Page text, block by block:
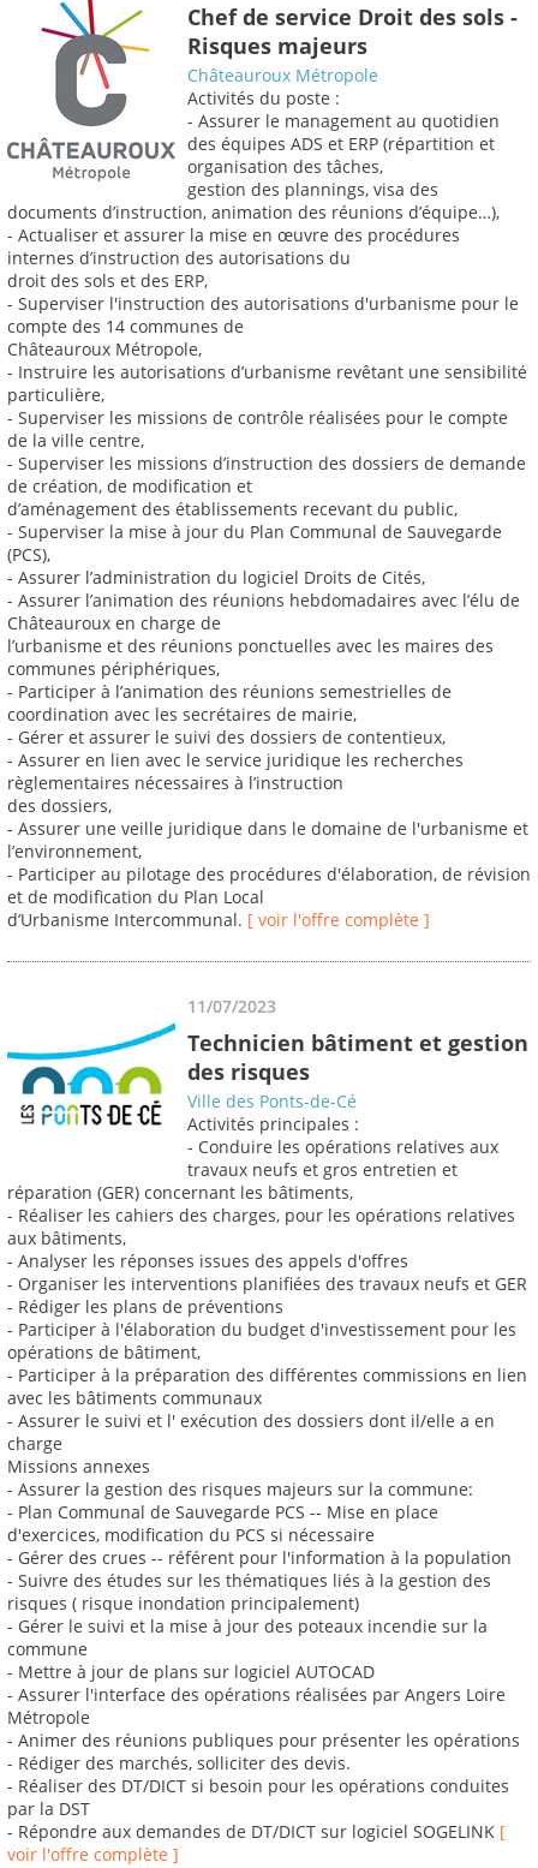
Chef de service Droit des sols -
Risques majeurs
Châteauroux Métropole
Activités du poste :
- Assurer le management au quotidien
des équipes ADS et ERP (répartition et
organisation des tâches,
gestion des plannings, visa des
documents d’instruction, animation des réunions d’équipe…),
- Actualiser et assurer la mise en œuvre des procédures
internes d’instruction des autorisations du
droit des sols et des ERP,
- Superviser l'instruction des autorisations d'urbanisme pour le
compte des 14 communes de
Châteauroux Métropole,
- Instruire les autorisations d’urbanisme revêtant une sensibilité
particulière,
- Superviser les missions de contrôle réalisées pour le compte
de la ville centre,
- Superviser les missions d’instruction des dossiers de demande
de création, de modification et
d’aménagement des établissements recevant du public,
- Superviser la mise à jour du Plan Communal de Sauvegarde
(PCS),
- Assurer l’administration du logiciel Droits de Cités,
- Assurer l’animation des réunions hebdomadaires avec l’élu de
Châteauroux en charge de
l’urbanisme et des réunions ponctuelles avec les maires des
communes périphériques,
- Participer à l’animation des réunions semestrielles de
coordination avec les secrétaires de mairie,
- Gérer et assurer le suivi des dossiers de contentieux,
- Assurer en lien avec le service juridique les recherches
règlementaires nécessaires à l’instruction
des dossiers,
- Assurer une veille juridique dans le domaine de l'urbanisme et
l’environnement,
- Participer au pilotage des procédures d'élaboration, de révision
et de modification du Plan Local
d’Urbanisme Intercommunal. [ voir l'offre complète ]
11/07/2023
Technicien bâtiment et gestion
des risques
Ville des Ponts-de-Cé
Activités principales :
- Conduire les opérations relatives aux
travaux neufs et gros entretien et
réparation (GER) concernant les bâtiments,
- Réaliser les cahiers des charges, pour les opérations relatives
aux bâtiments,
- Analyser les réponses issues des appels d'offres
- Organiser les interventions planifiées des travaux neufs et GER
- Rédiger les plans de préventions
- Participer à l'élaboration du budget d'investissement pour les
opérations de bâtiment,
- Participer à la préparation des différentes commissions en lien
avec les bâtiments communaux
- Assurer le suivi et l' exécution des dossiers dont il/elle a en
charge
Missions annexes
- Assurer la gestion des risques majeurs sur la commune:
- Plan Communal de Sauvegarde PCS -- Mise en place
d'exercices, modification du PCS si nécessaire
- Gérer des crues -- référent pour l'information à la population
- Suivre des études sur les thématiques liés à la gestion des
risques ( risque inondation principalement)
- Gérer le suivi et la mise à jour des poteaux incendie sur la
commune
- Mettre à jour de plans sur logiciel AUTOCAD
- Assurer l'interface des opérations réalisées par Angers Loire
Métropole
- Animer des réunions publiques pour présenter les opérations
- Rédiger des marchés, solliciter des devis.
- Réaliser des DT/DICT si besoin pour les opérations conduites
par la DST
- Répondre aux demandes de DT/DICT sur logiciel SOGELINK [
voir l'offre complète ]